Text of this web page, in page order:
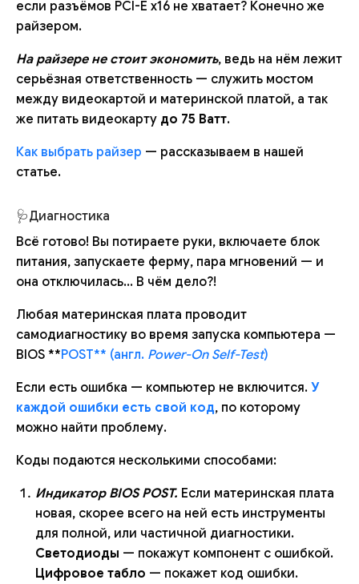
если разъёмов PCI-E x16 не хватает? Конечно же
райзером.
На райзере не стоит экономить, ведь на нём лежит
серьёзная ответственность — служить мостом
между видеокартой и материнской платой, а так
же питать видеокарту до 75 Ватт.
Как выбрать райзер — рассказываем в нашей
статье.
🩺Диагностика
Всё готово! Вы потираете руки, включаете блок
питания, запускаете ферму, пара мгновений — и
она отключилась... В чём дело?!
Любая материнская плата проводит
самодиагностику во время запуска компьютера —
BIOS **POST** (англ. Power-On Self-Test)
Если есть ошибка — компьютер не включится. У
каждой ошибки есть свой код, по которому
можно найти проблему.
Коды подаются несколькими способами:
Индикатор BIOS POST. Если материнская плата
новая, скорее всего на ней есть инструменты
для полной, или частичной диагностики.
Светодиоды — покажут компонент с ошибкой.
Цифровое табло — покажет код ошибки.